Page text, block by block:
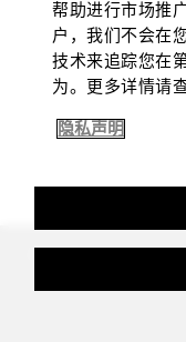
_Four Seasons
帮助进行市场推
户，我们不会在
技术来追踪您在
为。更多详情请
隐私声明